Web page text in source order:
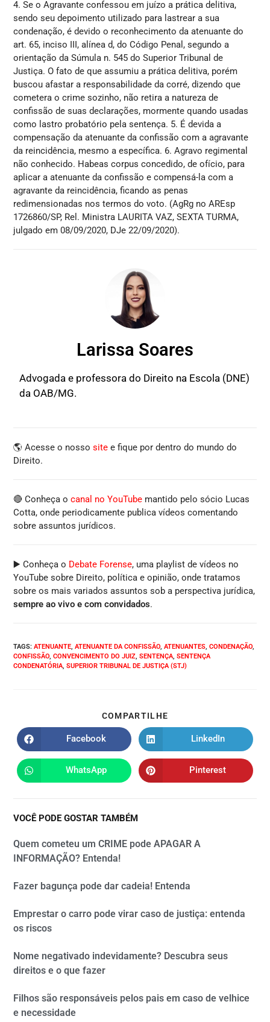
4. Se o Agravante confessou em juízo a prática delitiva,
sendo seu depoimento utilizado para lastrear a sua
condenação, é devido o reconhecimento da atenuante do
art. 65, inciso III, alínea d, do Código Penal, segundo a
orientação da Súmula n. 545 do Superior Tribunal de
Justiça. O fato de que assumiu a prática delitiva, porém
buscou afastar a responsabilidade da corré, dizendo que
cometera o crime sozinho, não retira a natureza de
confissão de suas declarações, mormente quando usadas
como lastro probatório pela sentença. 5. É devida a
compensação da atenuante da confissão com a agravante
da reincidência, mesmo a específica. 6. Agravo regimental
não conhecido. Habeas corpus concedido, de ofício, para
aplicar a atenuante da confissão e compensá-la com a
agravante da reincidência, ficando as penas
redimensionadas nos termos do voto. (AgRg no AREsp
1726860/SP, Rel. Ministra LAURITA VAZ, SEXTA TURMA,
julgado em 08/09/2020, DJe 22/09/2020).
Larissa Soares
Advogada e professora do Direito na Escola (DNE)
da OAB/MG.
🌎 Acesse o nossosite e fique por dentro do mundo do
Direito.
🔴 Conheça ocanal no YouTube mantido pelo sócio Lucas
Cotta, onde periodicamente publica vídeos comentando
sobre assuntos jurídicos.
▶️ Conheça o Debate Forense, uma playlist de vídeos no
YouTube sobre Direito, política e opinião, onde tratamos
sobre os mais variados assuntos sob a perspectiva jurídica,
sempre ao vivo e com convidados.
TAGS:ATENUANTE ATENUANTE DA CONFISSÃO ATENUANTES CONDENAÇÃO
CONFISSÃO CONVENCIMENTO DO JUIZ SENTENÇA SENTENÇA
CONDENATÓRIA SUPERIOR TRIBUNAL DE JUSTIÇA (STJ)
COMPARTILHE
Facebook LinkedIn
WhatsApp Pinterest
VOCÊ PODE GOSTAR TAMBÉM
Quem cometeu um CRIME pode APAGAR A
INFORMAÇÃO? Entenda!
Fazer bagunça pode dar cadeia! Entenda
Emprestar o carro pode virar caso de justiça: entenda
os riscos
Nome negativado indevidamente? Descubra seus
direitos e o que fazer
Filhos são responsáveis pelos pais em caso de velhice
e necessidade